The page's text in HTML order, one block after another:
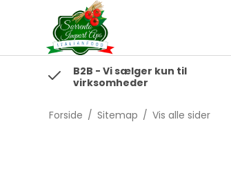
B2B - Vi sælger kun til
virksomheder
Forside / Sitemap / Vis alle sider